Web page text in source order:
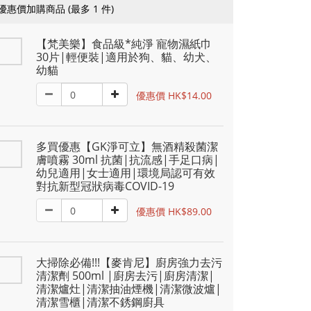
惠價加購商品 (最多 1 件)
【梵美樂】食品級*純淨 寵物濕紙巾
30片|輕便裝|適用於狗、貓、幼犬、
幼貓
優惠價 HK$14.00
多買優惠【GK淨可立】無酒精殺菌潔
膚噴霧 30ml 抗菌|抗流感|手足口病|
幼兒適用|女士適用|環境局認可有效
對抗新型冠狀病毒COVID-19
優惠價 HK$89.00
大掃除必備!!!【麥肯尼】廚房強力去污
清潔劑 500ml |廚房去污|廚房清潔|
清潔爐灶|清潔抽油煙機|清潔微波爐|
清潔雪櫃|清潔不銹鋼廚具